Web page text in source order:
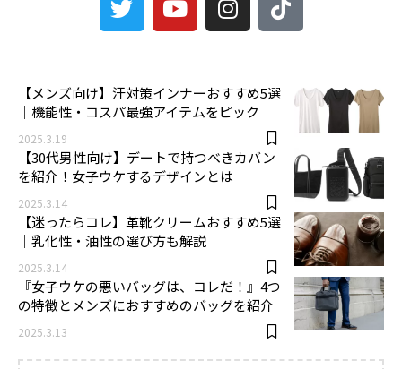
【メンズ向け】汗対策インナーおすすめ5選
｜機能性・コスパ最強アイテムをピック
2025.3.19
【30代男性向け】デートで持つべきカバン
を紹介！女子ウケするデザインとは
2025.3.14
【迷ったらコレ】革靴クリームおすすめ5選
｜乳化性・油性の選び方も解説
2025.3.14
『女子ウケの悪いバッグは、コレだ！』4つ
の特徴とメンズにおすすめのバッグを紹介
2025.3.13